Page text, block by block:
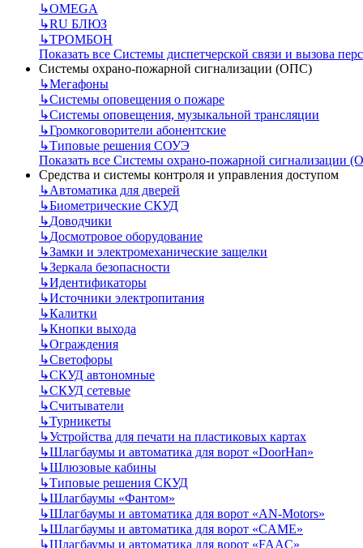
↳OMEGA
↳RU БЛЮЗ
↳ТРОМБОН
Показать все Системы диспетчерской связи и вызова
Системы охрано-пожарной сигнализации (ОПС)
↳Мегафоны
↳Системы оповещения о пожаре
↳Системы оповещения, музыкальной трансляции
↳Громкоговорители абонентские
↳Типовые решения СОУЭ
Показать все Системы охрано-пожарной сигнализации
Средства и системы контроля и управления доступом
↳Автоматика для дверей
↳Биометрические СКУД
↳Доводчики
↳Досмотровое оборудование
↳Замки и электромеханические защелки
↳Зеркала безопасности
↳Идентификаторы
↳Источники электропитания
↳Калитки
↳Кнопки выхода
↳Ограждения
↳Светофоры
↳СКУД автономные
↳СКУД сетевые
↳Считыватели
↳Турникеты
↳Устройства для печати на пластиковых картах
↳Шлагбаумы и автоматика для ворот «DoorHan»
↳Шлюзовые кабины
↳Типовые решения СКУД
↳Шлагбаумы «Фантом»
↳Шлагбаумы и автоматика для ворот «AN-Motors»
↳Шлагбаумы и автоматика для ворот «CAME»
↳Шлагбаумы и автоматика для ворот «FAAC»